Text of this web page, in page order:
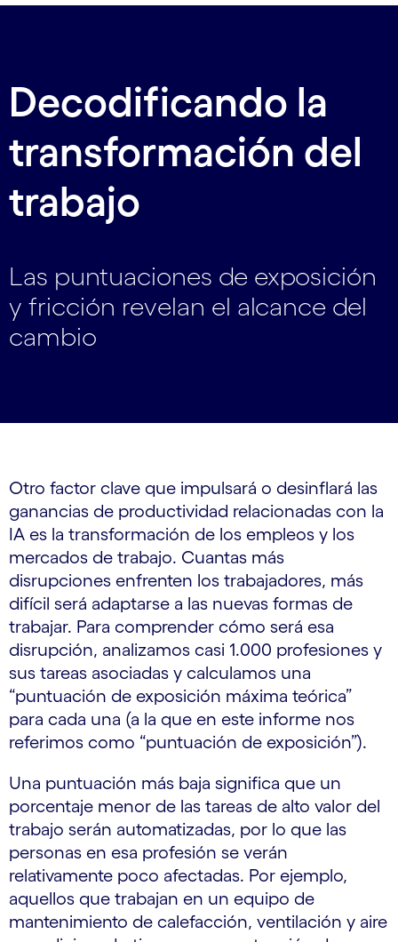
Decodificando la
transformación del
trabajo
Las puntuaciones de exposición
y fricción revelan el alcance del
cambio
Otro factor clave que impulsará o desinflará las
ganancias de productividad relacionadas con la
IA es la transformación de los empleos y los
mercados de trabajo. Cuantas más
disrupciones enfrenten los trabajadores, más
difícil será adaptarse a las nuevas formas de
trabajar. Para comprender cómo será esa
disrupción, analizamos casi 1.000 profesiones y
sus tareas asociadas y calculamos una
“puntuación de exposición máxima teórica”
para cada una (a la que en este informe nos
referimos como “puntuación de exposición”).
Una puntuación más baja significa que un
porcentaje menor de las tareas de alto valor del
trabajo serán automatizadas, por lo que las
personas en esa profesión se verán
relativamente poco afectadas. Por ejemplo,
aquellos que trabajan en un equipo de
mantenimiento de calefacción, ventilación y aire